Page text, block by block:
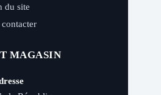
du site
MAGASIN